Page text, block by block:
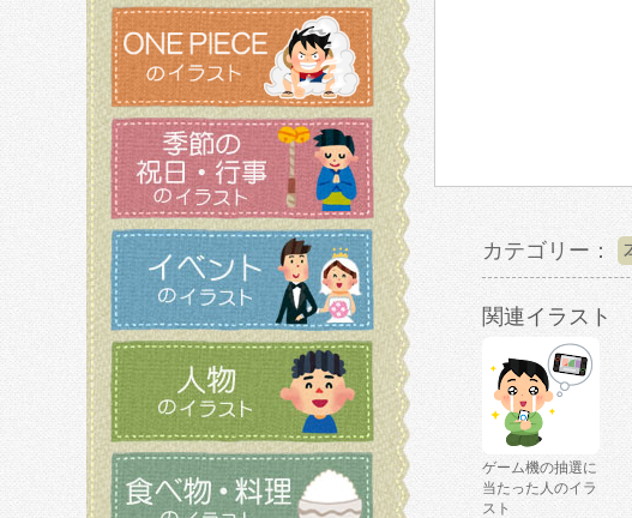
カテゴリー：
関連イラスト
ゲーム機の抽選に
当たった人のイラ
スト